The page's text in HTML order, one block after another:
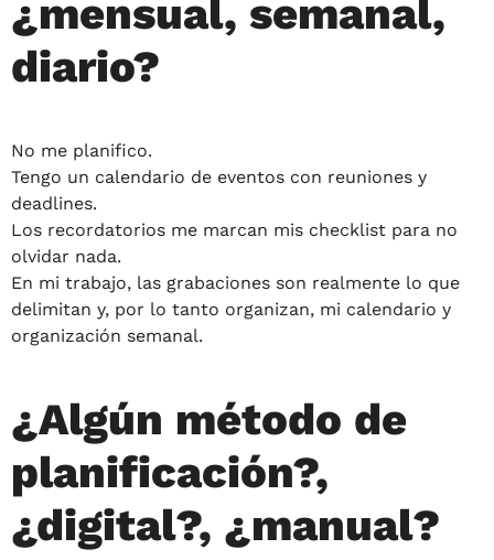
¿mensual, semanal,
diario?
No me planifico.
Tengo un calendario de eventos con reuniones y
deadlines.
Los recordatorios me marcan mis checklist para no
olvidar nada.
En mi trabajo, las grabaciones son realmente lo que
delimitan y, por lo tanto organizan, mi calendario y
organización semanal.
¿Algún método de
planificación?,
¿digital?, ¿manual?